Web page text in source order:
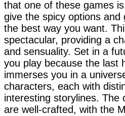
that one of these games
give the spicy options and
the best way you want.
spectacular, providing a
and sensuality. Set in a
you play because the last
immerses you in a
characters, each with
interesting storylines. The
are well-crafted, with the